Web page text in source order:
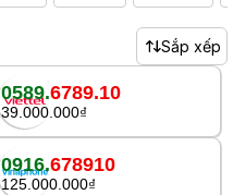
Sắp xếp
0589.6789.10
39.000.000₫
0916.678910
125.000.000₫